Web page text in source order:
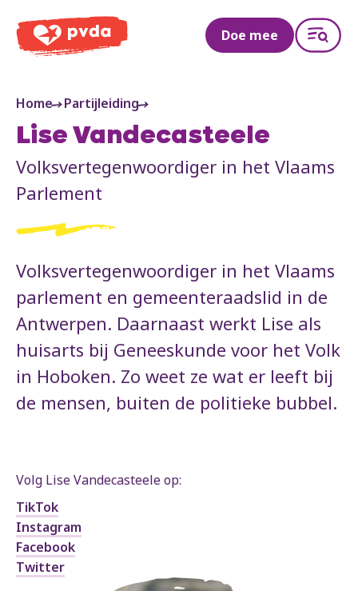
PVDA
Doe mee
Home Partijleiding
Lise Vandecasteele
Volksvertegenwoordiger in het Vlaams
Parlement
Volksvertegenwoordiger in het Vlaams
parlement en gemeenteraadslid in de
Antwerpen. Daarnaast werkt Lise als
huisarts bij Geneeskunde voor het Volk
in Hoboken. Zo weet ze wat er leeft bij
de mensen, buiten de politieke bubbel.
Volg Lise Vandecasteele op:
TikTok
Instagram
Facebook
Twitter